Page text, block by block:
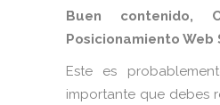
Buen contenido,
Posicionamiento Web
Este es
importante que debes